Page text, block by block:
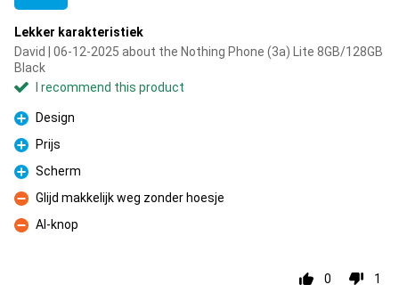
Lekker karakteristiek
David | 06-12-2025 about the Nothing Phone (3a) Lite 8GB/128GB
Black
I recommend this product
Pro
Design
Pro
Prijs
Pro
Scherm
Con
Glijd makkelijk weg zonder hoesje
Con
AI-knop
0 1